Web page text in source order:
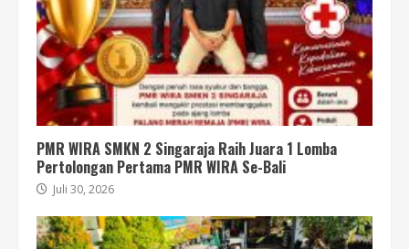
PMR WIRA SMKN 2 Singaraja Raih Juara 1 Lomba
Pertolongan Pertama PMR WIRA Se-Bali
Juli 30, 2026